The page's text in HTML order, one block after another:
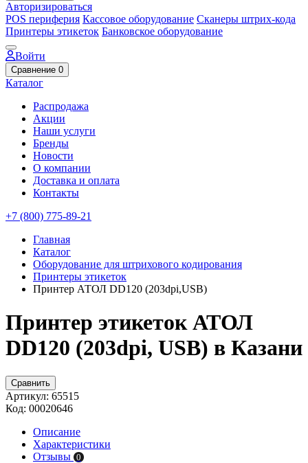
Авторизироваться
POS периферия Кассовое оборудование Сканеры штрих-кода
Принтеры этикеток Банковское оборудование
Войти
Сравнение 0
Каталог
Распродажа
Акции
Наши услуги
Бренды
Новости
О компании
Доставка и оплата
Контакты
+7 (800) 775-89-21
Главная
Каталог
Оборудование для штрихового кодирования
Принтеры этикеток
Принтер АТОЛ DD120 (203dpi,USB)
Принтер этикеток АТОЛ
DD120 (203dpi, USB) в Казани
Сравнить
Артикул: 65515
Код: 00020646
Описание
Характеристики
Отзывы 0